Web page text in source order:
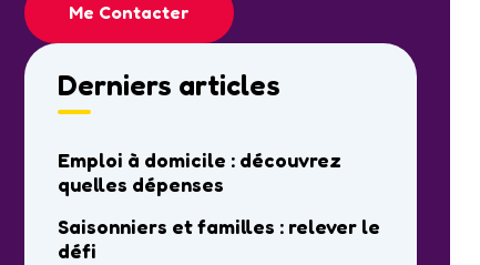
Me Contacter
Derniers articles
Emploi à domicile : découvrez
quelles dépenses
Saisonniers et familles : relever le
défi